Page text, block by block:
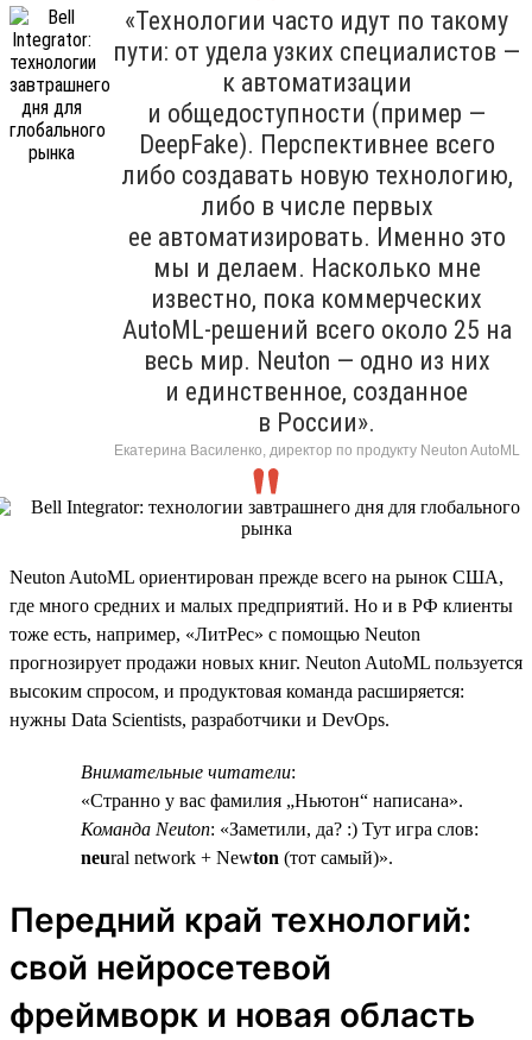
«Технологии часто идут по такому
пути: от удела узких специалистов —
к автоматизации
и общедоступности (пример —
DeepFake). Перспективнее всего
либо создавать новую технологию,
либо в числе первых
ее автоматизировать. Именно это
мы и делаем. Насколько мне
известно, пока коммерческих
AutoML-решений всего около 25 на
весь мир. Neuton — одно из них
и единственное, созданное
в России».
Екатерина Василенко, директор по продукту Neuton AutoML
Neuton AutoML ориентирован прежде всего на рынок США,
где много средних и малых предприятий. Но и в РФ клиенты
тоже есть, например, «ЛитРес» с помощью Neuton
прогнозирует продажи новых книг. Neuton AutoML пользуется
высоким спросом, и продуктовая команда расширяется:
нужны Data Scientists, разработчики и DevOps.
Внимательные читатели:
«Странно у вас фамилия „Ньютон“ написана».
Команда Neuton: «Заметили, да? :) Тут игра слов:
neural network + Newton (тот самый)».
Передний край технологий:
свой нейросетевой
фреймворк и новая область